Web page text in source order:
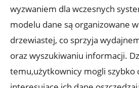
wyzwaniem dla wczesnych
modelu dane są organizowane
drzewiastej, co sprzyja
oraz​ wyszukiwaniu informacji.‌
temu,użytkownicy mogli ‍szybko